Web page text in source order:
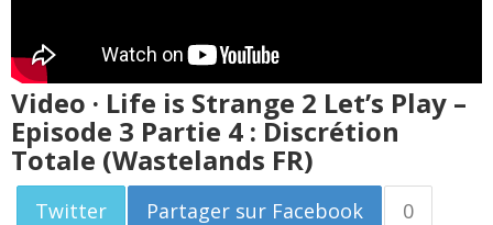
Video · Life is Strange 2 Let’s Play –
Episode 3 Partie 4 : Discrétion
Totale (Wastelands FR)
Twitter Partager sur Facebook 0